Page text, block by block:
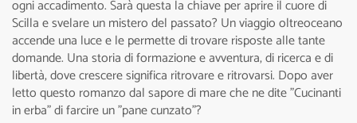
ogni accadimento. Sarà questa la chiave per aprire il cuore di
Scilla e svelare un mistero del passato? Un viaggio oltreoceano
accende una luce e le permette di trovare risposte alle tante
domande. Una storia di formazione e avventura, di ricerca e di
libertà, dove crescere significa ritrovare e ritrovarsi. Dopo aver
letto questo romanzo dal sapore di mare che ne dite "Cucinanti
in erba" di farcire un "pane cunzato"?